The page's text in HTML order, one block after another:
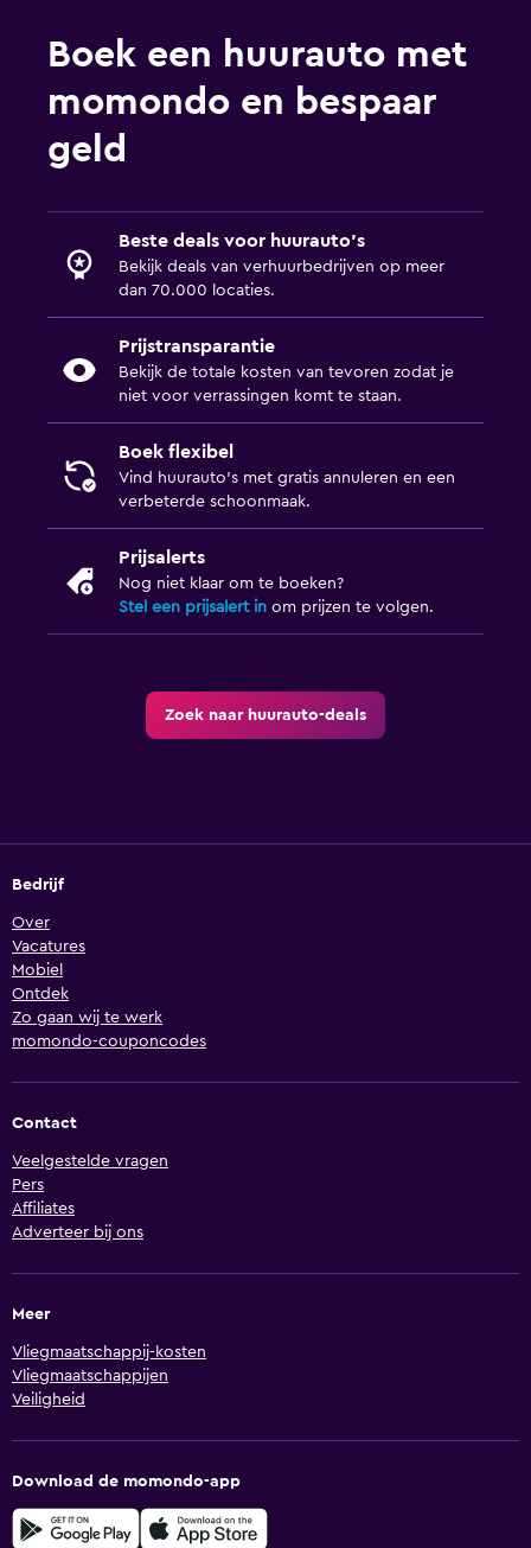
Boek een huurauto met
momondo en bespaar
geld
Beste deals voor huurauto's
Bekijk deals van verhuurbedrijven op meer
dan 70.000 locaties.
Prijstransparantie
Bekijk de totale kosten van tevoren zodat je
niet voor verrassingen komt te staan.
Boek flexibel
Vind huurauto's met gratis annuleren en een
verbeterde schoonmaak.
Prijsalerts
Nog niet klaar om te boeken?
Stel een prijsalert in om prijzen te volgen.
Zoek naar huurauto-deals
Bedrijf
Over
Vacatures
Mobiel
Ontdek
Zo gaan wij te werk
momondo-couponcodes
Contact
Veelgestelde vragen
Pers
Affiliates
Adverteer bij ons
Meer
Vliegmaatschappij-kosten
Vliegmaatschappijen
Veiligheid
Download de momondo-app